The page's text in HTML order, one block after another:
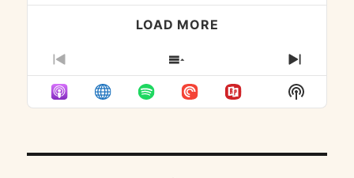
LOAD MORE
PREVIOUS
EPISODE
SHOW
EPISODES
LIST
NEXT
Show
Podcast